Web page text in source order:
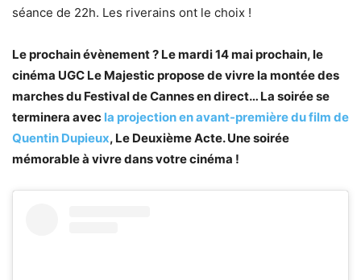
séance de 22h. Les riverains ont le choix !
Le prochain évènement ? Le mardi 14 mai prochain, le
cinéma UGC Le Majestic propose de vivre la montée des
marches du Festival de Cannes en direct… La soirée se
terminera avec la projection en avant-première du film de
Quentin Dupieux, Le Deuxième Acte. Une soirée
mémorable à vivre dans votre cinéma !